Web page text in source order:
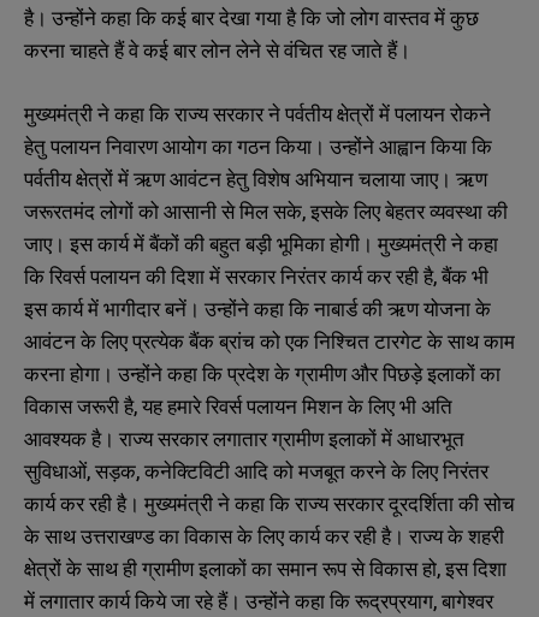
है। उन्होंने कहा कि कई बार देखा गया है कि जो लोग वास्तव में कुछ
करना चाहते हैं वे कई बार लोन लेने से वंचित रह जाते हैं।
मुख्यमंत्री ने कहा कि राज्य सरकार ने पर्वतीय क्षेत्रों में पलायन रोकने
हेतु पलायन निवारण आयोग का गठन किया। उन्होंने आह्वान किया कि
पर्वतीय क्षेत्रों में ऋण आवंटन हेतु विशेष अभियान चलाया जाए। ऋण
जरूरतमंद लोगों को आसानी से मिल सके, इसके लिए बेहतर व्यवस्था की
जाए। इस कार्य में बैंकों की बहुत बड़ी भूमिका होगी। मुख्यमंत्री ने कहा
कि रिवर्स पलायन की दिशा में सरकार निरंतर कार्य कर रही है, बैंक भी
इस कार्य में भागीदार बनें। उन्होंने कहा कि नाबार्ड की ऋण योजना के
आवंटन के लिए प्रत्येक बैंक ब्रांच को एक निश्चित टारगेट के साथ काम
करना होगा। उन्होंने कहा कि प्रदेश के ग्रामीण और पिछड़े इलाकों का
विकास जरूरी है, यह हमारे रिवर्स पलायन मिशन के लिए भी अति
आवश्यक है। राज्य सरकार लगातार ग्रामीण इलाकों में आधारभूत
सुविधाओं, सड़क, कनेक्टिविटी आदि को मजबूत करने के लिए निरंतर
कार्य कर रही है। मुख्यमंत्री ने कहा कि राज्य सरकार दूरदर्शिता की सोच
के साथ उत्तराखण्ड का विकास के लिए कार्य कर रही है। राज्य के शहरी
क्षेत्रों के साथ ही ग्रामीण इलाकों का समान रूप से विकास हो, इस दिशा
में लगातार कार्य किये जा रहे हैं। उन्होंने कहा कि रूद्रप्रयाग, बागेश्वर